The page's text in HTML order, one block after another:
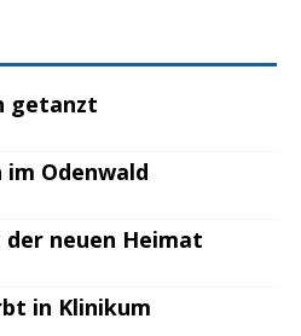
getanzt
im Odenwald
der neuen Heimat
in Klinikum